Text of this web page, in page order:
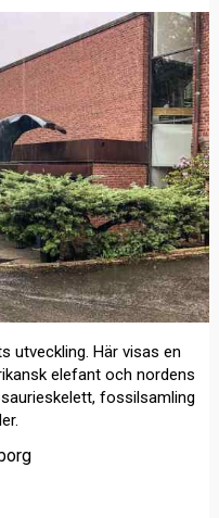
utveckling. Här visas en
elefant och nordens
fossilsamling